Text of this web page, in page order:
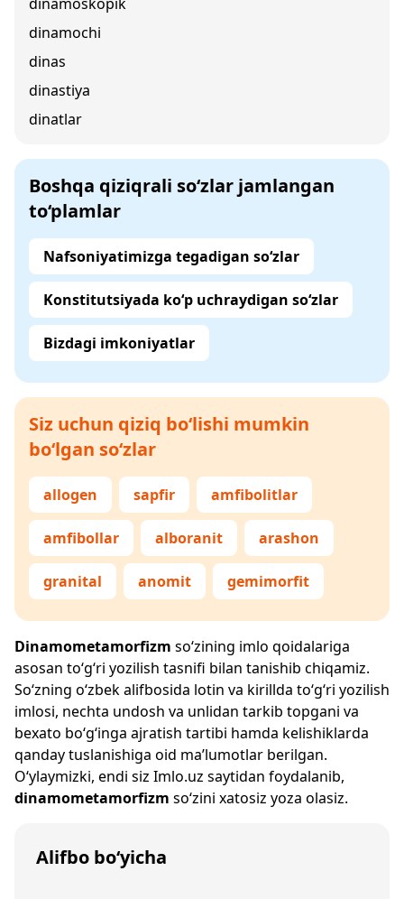
dinamochi
dinas
dinastiya
dinatlar
Boshqa qiziqrali so‘zlar jamlangan
to‘plamlar
Nafsoniyatimizga tegadigan so‘zlar
Konstitutsiyada ko‘p uchraydigan so‘zlar
Bizdagi imkoniyatlar
Siz uchun qiziq bo‘lishi mumkin
bo‘lgan so‘zlar
allogen sapfir amfibolitlar
amfibollar alboranit arashon
granital anomit gemimorfit
Dinamometamorfizm so‘zining imlo qoidalariga
asosan to‘g‘ri yozilish tasnifi bilan tanishib chiqamiz.
So‘zning o‘zbek alifbosida lotin va kirillda to‘g‘ri yozilish
imlosi, nechta undosh va unlidan tarkib topgani va
bexato bo‘g‘inga ajratish tartibi hamda kelishiklarda
qanday tuslanishiga oid ma’lumotlar berilgan.
O‘ylaymizki, endi siz Imlo.uz saytidan foydalanib,
dinamometamorfizm so‘zini xatosiz yoza olasiz.
Alifbo bo‘yicha